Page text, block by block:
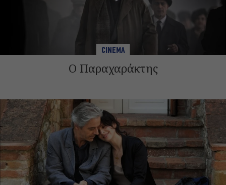
CINEMA
Ο Παραχαράκτης